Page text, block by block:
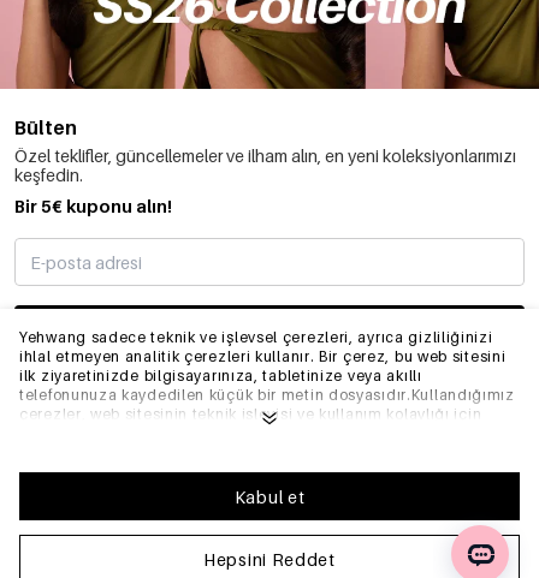
Yehwang sadece teknik ve işlevsel çerezleri, ayrıca gizliliğinizi
ihlal etmeyen analitik çerezleri kullanır. Bir çerez, bu web sitesini
ilk ziyaretinizde bilgisayarınıza, tabletinize veya akıllı
telefonunuza kaydedilen küçük bir metin dosyasıdır.Kullandığımız
çerezler, web sitesinin teknik işleyişi ve kullanım kolaylığı için
etmemize olanak tanır.Yehwang'da iyi bir tarama ve alışveriş
deneyimi yaşamanızı sağlamak için çerezlerin toplanmasını ve
düzenleyerek artık çerezleri kaydetmez. Ayrıca, tarayıcınızın
ayarları aracılığıyla önceden kaydedilen tüm bilgileri de
Hepsini Reddet
Kabul et
Bülten
Özel teklifler, güncellemeler ve ilham alın, en yeni koleksiyonlarımızı
keşfedin.
Bir 5€ kuponu alın!
ABONE OLMAK
BILGI